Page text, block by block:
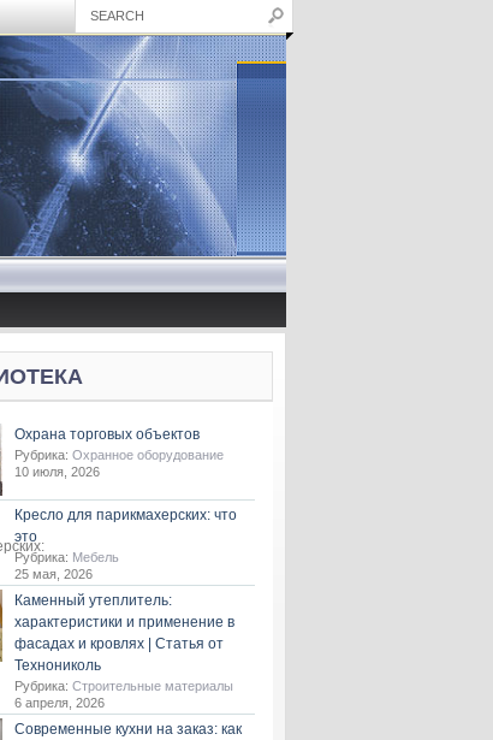
Охрана торговых объектов
Рубрика: Охранное оборудование
10 июля, 2026
Кресло для парикмахерских: что
это
Рубрика: Мебель
25 мая, 2026
Каменный утеплитель:
характеристики и применение в
фасадах и кровлях | Статья от
Технониколь
Рубрика: Строительные материалы
6 апреля, 2026
Современные кухни на заказ: как